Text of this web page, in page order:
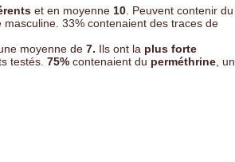
et en moyenne 10 . Peuvent contenir du
masculine. 33% contenaient des traces de
moyenne de 7. Ils ont la plus forte
testés. 75% contenaient du perméthrine , un